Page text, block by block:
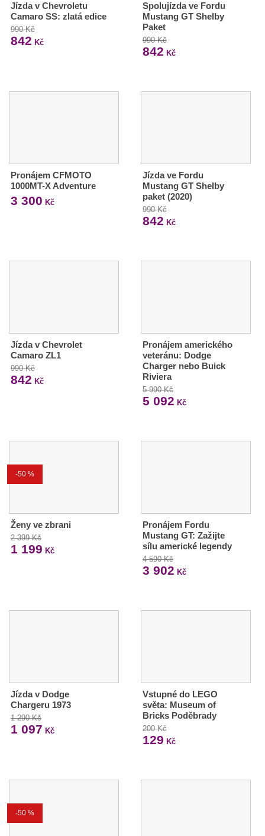
Jízda v Chevroletu
Camaro SS: zlatá edice
990 Kč
842 Kč
Spolujízda ve Fordu
Mustang GT Shelby
Paket
990 Kč
842 Kč
Pronájem CFMOTO
1000MT-X Adventure
3 300 Kč
Jízda ve Fordu
Mustang GT Shelby
paket (2020)
990 Kč
842 Kč
Jízda v Chevrolet
Camaro ZL1
990 Kč
842 Kč
Pronájem amerického
veteránu: Dodge
Charger nebo Buick
Riviera
5 990 Kč
5 092 Kč
-50 %
Ženy ve zbrani
2 399 Kč
1 199 Kč
Pronájem Fordu
Mustang GT: Zažijte
sílu americké legendy
4 590 Kč
3 902 Kč
Jízda v Dodge
Chargeru 1973
1 290 Kč
1 097 Kč
Vstupné do LEGO
světa: Museum of
Bricks Poděbrady
200 Kč
129 Kč
-50 %